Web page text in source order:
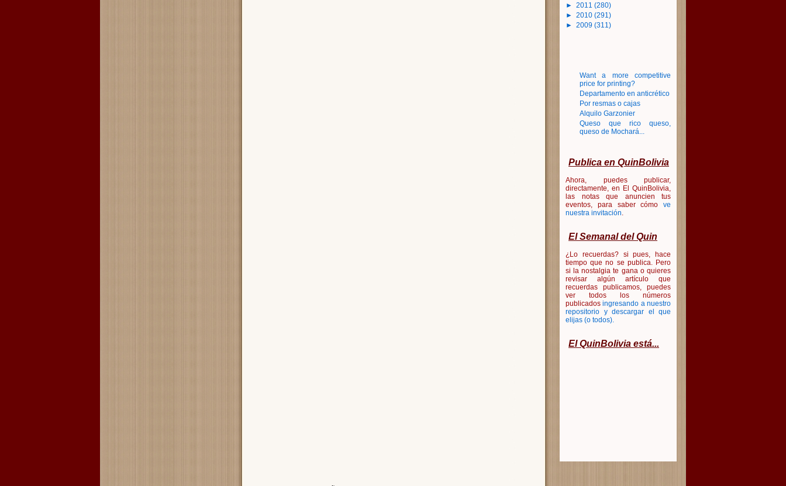
► 2011 (280)
► 2010 (291)
► 2009 (311)
Want a more competitive
price for printing?
Departamento en anticrético
Por resmas o cajas
Alquilo Garzonier
Queso que rico queso,
queso de Mochará...
Publica en QuinBolivia
Ahora, puedes publicar,
directamente, en El QuinBolivia,
las notas que anuncien tus
eventos, para saber cómo ve
nuestra invitación.
El Semanal del Quin
¿Lo recuerdas? si pues, hace
tiempo que no se publica. Pero
si la nostalgia te gana o quieres
revisar algún artículo que
recuerdas publicamos, puedes
ver todos los números
publicados ingresando a nuestro
repositorio y descargar el que
elijas (o todos).
El QuinBolivia está...